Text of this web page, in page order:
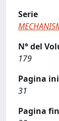
Serie
N° del
179
Pagina
31
Pagina